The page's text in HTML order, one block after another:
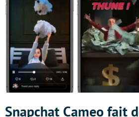
Snapchat Cameo fait